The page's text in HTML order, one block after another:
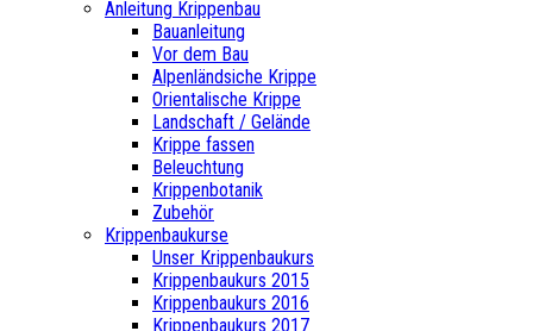
Anleitung Krippenbau
Bauanleitung
Vor dem Bau
Alpenländsiche Krippe
Orientalische Krippe
Landschaft / Gelände
Krippe fassen
Beleuchtung
Krippenbotanik
Zubehör
Krippenbaukurse
Unser Krippenbaukurs
Krippenbaukurs 2015
Krippenbaukurs 2016
Krippenbaukurs 2017